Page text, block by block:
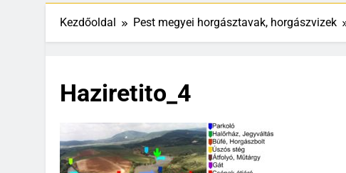
Kezdőoldal Pest megyei horgásztavak, horgászvizek
Haziretito_4